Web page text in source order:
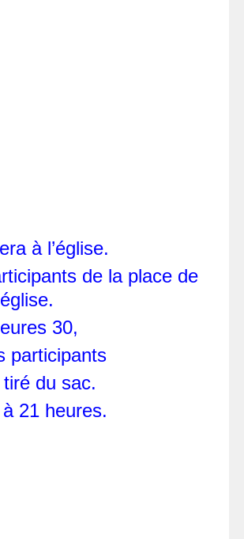
à l’église.
de la place de
30,
participants
tiré du sac.
21 heures.